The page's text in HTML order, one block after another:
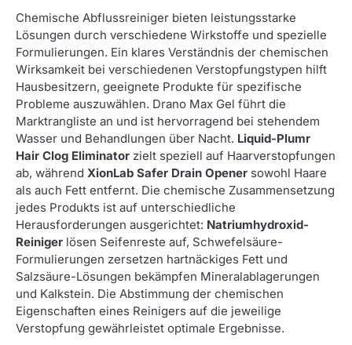
Chemische Abflussreiniger bieten leistungsstarke
Lösungen durch verschiedene Wirkstoffe und spezielle
Formulierungen. Ein klares Verständnis der chemischen
Wirksamkeit bei verschiedenen Verstopfungstypen hilft
Hausbesitzern, geeignete Produkte für spezifische
Probleme auszuwählen. Drano Max Gel führt die
Marktrangliste an und ist hervorragend bei stehendem
Wasser und Behandlungen über Nacht. Liquid-Plumr
Hair Clog Eliminator zielt speziell auf Haarverstopfungen
ab, während XionLab Safer Drain Opener sowohl Haare
als auch Fett entfernt. Die chemische Zusammensetzung
jedes Produkts ist auf unterschiedliche
Herausforderungen ausgerichtet: Natriumhydroxid-
Reiniger lösen Seifenreste auf, Schwefelsäure-
Formulierungen zersetzen hartnäckiges Fett und
Salzsäure-Lösungen bekämpfen Mineralablagerungen
und Kalkstein. Die Abstimmung der chemischen
Eigenschaften eines Reinigers auf die jeweilige
Verstopfung gewährleistet optimale Ergebnisse.